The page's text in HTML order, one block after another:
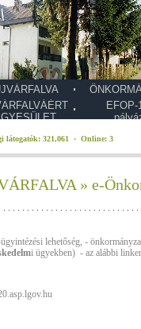
EFOP-
látogatók: 321,061 · Online: 3
» e-
lehetőség, -
i ügyekben) - az alábbi